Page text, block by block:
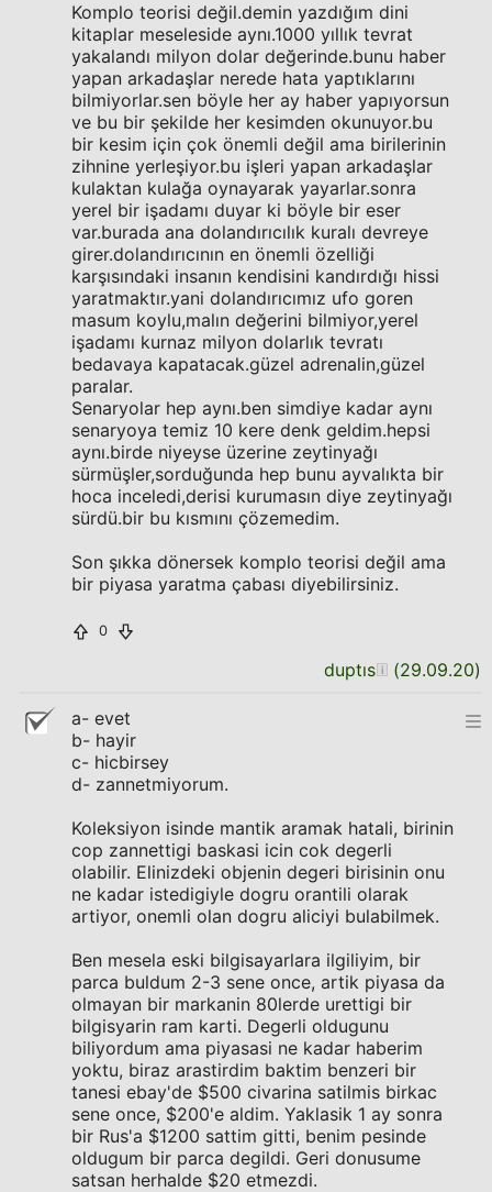
Komplo teorisi değil.demin yazdığım dini
kitaplar meseleside aynı.1000 yıllık tevrat
yakalandı milyon dolar değerinde.bunu haber
yapan arkadaşlar nerede hata yaptıklarını
bilmiyorlar.sen böyle her ay haber yapıyorsun
ve bu bir şekilde her kesimden okunuyor.bu
bir kesim için çok önemli değil ama birilerinin
zihnine yerleşiyor.bu işleri yapan arkadaşlar
kulaktan kulağa oynayarak yayarlar.sonra
yerel bir işadamı duyar ki böyle bir eser
var.burada ana dolandırıcılık kuralı devreye
girer.dolandırıcının en önemli özelliği
karşısındaki insanın kendisini kandırdığı hissi
yaratmaktır.yani dolandırıcımız ufo goren
masum koylu,malın değerini bilmiyor,yerel
işadamı kurnaz milyon dolarlık tevratı
bedavaya kapatacak.güzel adrenalin,güzel
paralar.
Senaryolar hep aynı.ben simdiye kadar aynı
senaryoya temiz 10 kere denk geldim.hepsi
aynı.birde niyeyse üzerine zeytinyağı
sürmüşler,sorduğunda hep bunu ayvalıkta bir
hoca inceledi,derisi kurumasın diye zeytinyağı
sürdü.bir bu kısmını çözemedim.
Son şıkka dönersek komplo teorisi değil ama
bir piyasa yaratma çabası diyebilirsiniz.
0
duptıs (29.09.20)
a- evet
b- hayir
c- hicbirsey
d- zannetmiyorum.
Koleksiyon isinde mantik aramak hatali, birinin
cop zannettigi baskasi icin cok degerli
olabilir. Elinizdeki objenin degeri birisinin onu
ne kadar istedigiyle dogru orantili olarak
artiyor, onemli olan dogru aliciyi bulabilmek.
Ben mesela eski bilgisayarlara ilgiliyim, bir
parca buldum 2-3 sene once, artik piyasa da
olmayan bir markanin 80lerde urettigi bir
bilgisyarin ram karti. Degerli oldugunu
biliyordum ama piyasasi ne kadar haberim
yoktu, biraz arastirdim baktim benzeri bir
tanesi ebay'de $500 civarina satilmis birkac
sene once, $200'e aldim. Yaklasik 1 ay sonra
bir Rus'a $1200 sattim gitti, benim pesinde
oldugum bir parca degildi. Geri donusume
satsan herhalde $20 etmezdi.